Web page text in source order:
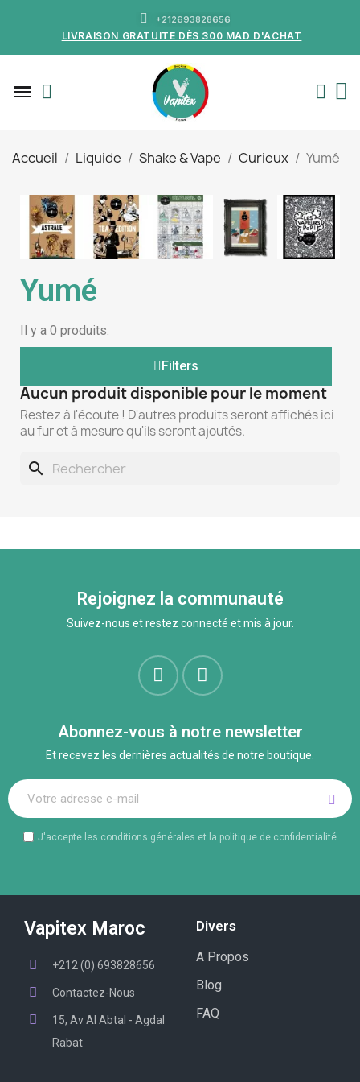
+212693828656
LIVRAISON GRATUITE DÈS 300 MAD D'ACHAT
Accueil Liquide Shake & Vape Curieux Yumé
Yumé
Il y a 0 produits.
Filters
Aucun produit disponible pour le moment
Restez à l'écoute ! D'autres produits seront affichés ici
au fur et à mesure qu'ils seront ajoutés.
search
Rejoignez la communauté
Suivez-nous et restez connecté et mis à jour.
Abonnez-vous à notre newsletter
Et recevez les dernières actualités de notre boutique.
J'accepte les conditions générales et la politique de confidentialité
Vapitex Maroc
+212 (0) 693828656
Contactez-Nous
15, Av Al Abtal - Agdal
Rabat
Divers
A Propos
Blog
FAQ